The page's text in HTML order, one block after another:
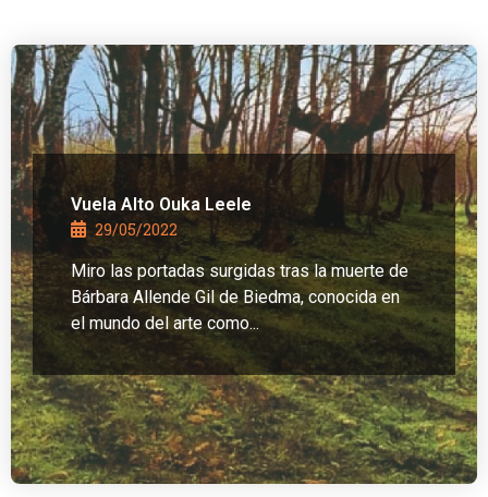
Vuela Alto Ouka Leele
29/05/2022
Miro las portadas surgidas tras la muerte de
Bárbara Allende Gil de Biedma, conocida en
el mundo del arte como...